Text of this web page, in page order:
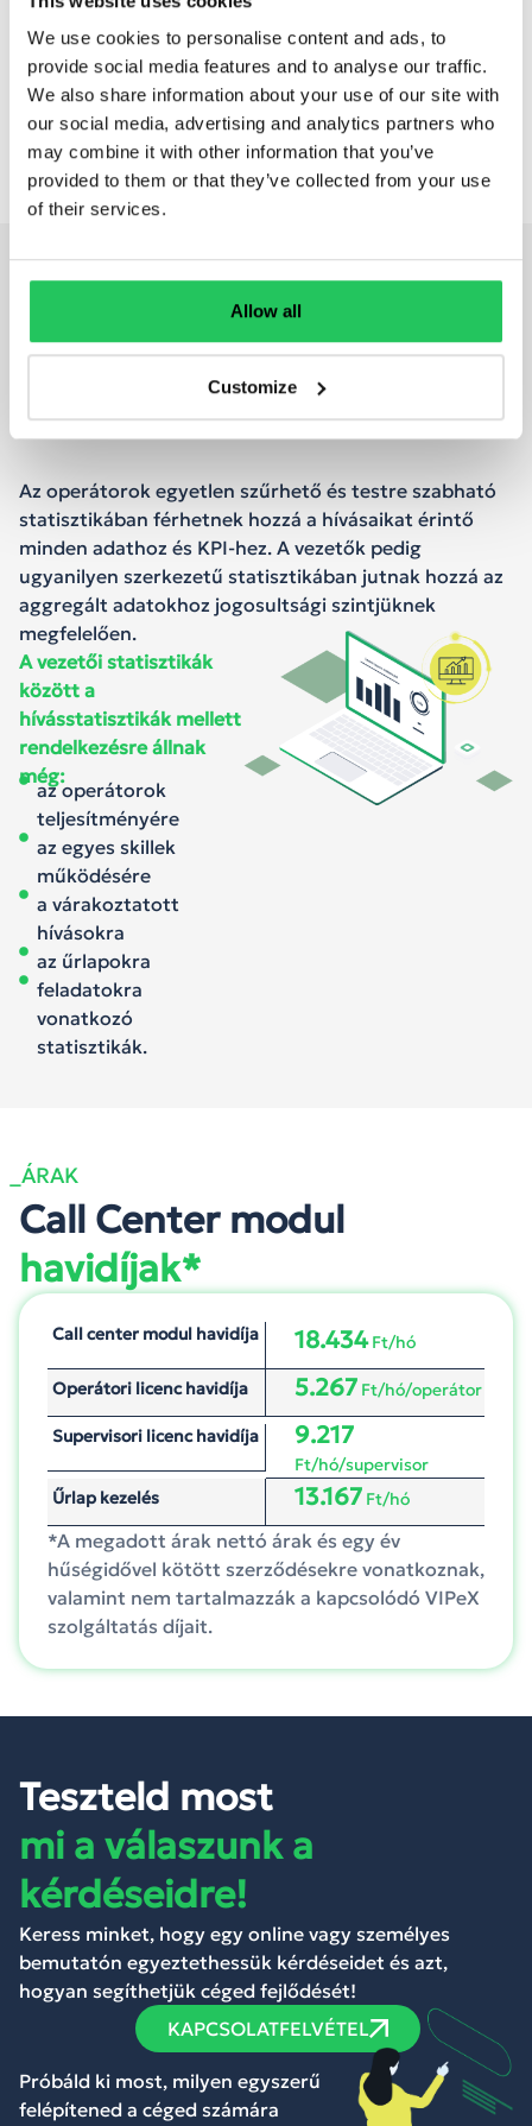
We use cookies to personalise content and ads, to
provide social media features and to analyse our traffic.
We also share information about your use of our site with
our social media, advertising and analytics partners who
may combine it with other information that you’ve
provided to them or that they’ve collected from your use
of their services.
Allow all
Customize
terheltség
feladatkezelés
hívás
indítás
_OPERÁTORI_STATISZTIKÁK
Minden mérhető
információ és KPI egy
helyen
Az operátorok egyetlen szűrhető és testre szabható
statisztikában férhetnek hozzá a hívásaikat érintő
minden adathoz és KPI-hez. A vezetők pedig
ugyanilyen szerkezetű statisztikában jutnak hozzá az
aggregált adatokhoz jogosultsági szintjüknek
megfelelően.
A vezetői statisztikák
között a
hívásstatisztikák mellett
rendelkezésre állnak
még:
az operátorok
teljesítményére
az egyes skillek
működésére
a várakoztatott
hívásokra
az űrlapokra
feladatokra
vonatkozó
statisztikák.
_ÁRAK
Call Center modul
havidíjak*
Call center modul havidíja 18.434Ft/hó
Operátori licenc havidíja 5.267 Ft/hó/operátor
Supervisori licenc havidíja 9.217
Ft/hó/supervisor
Űrlap kezelés
13.167 Ft/hó
*A megadott árak nettó árak és egy év
hűségidővel kötött szerződésekre vonatkoznak,
valamint nem tartalmazzák a kapcsolódó VIPeX
szolgáltatás díjait.
Teszteld most
mi a válaszunk a
kérdéseidre!
Keress minket, hogy egy online vagy személyes
bemutatón egyeztethessük kérdéseidet és azt,
hogyan segíthetjük céged fejlődését!
KAPCSOLATFELVÉTEL
Próbáld ki most, milyen egyszerű
felépítened a céged számára